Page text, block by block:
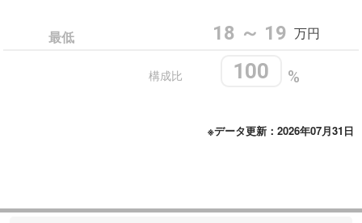
最低 18 ～ 19 万円
%
100
構成比
※データ更新：2026年07月31日